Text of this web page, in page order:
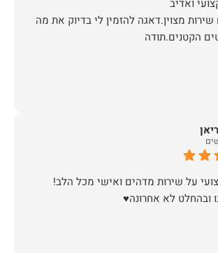
מצוין.דאגה להזמין לי בדיוק את מה
הקטנים.תודה
ובהחלט לא אחרונה♥️